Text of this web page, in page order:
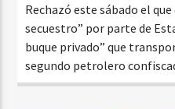
Rechazó este sábado el
secuestro” por parte de
buque privado” que
segundo petrolero